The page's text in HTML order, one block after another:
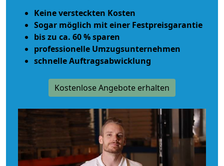
Keine versteckten Kosten
Sogar möglich mit einer Festpreisgarantie
bis zu ca. 60 % sparen
professionelle Umzugsunternehmen
schnelle Auftragsabwicklung
Kostenlose Angebote erhalten